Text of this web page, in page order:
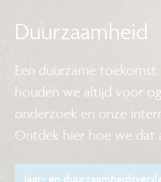
Duurzaamheid
Een duurzame
houden we altijd voor
onderzoek en onze
Ontdek hier hoe we dat
Jaar- en